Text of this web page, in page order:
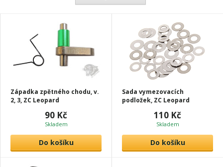
Západka zpětného chodu, v.
2, 3, ZC Leopard
90 Kč
Skladem
Do košíku
Sada vymezovacích
podložek, ZC Leopard
110 Kč
Skladem
Do košíku